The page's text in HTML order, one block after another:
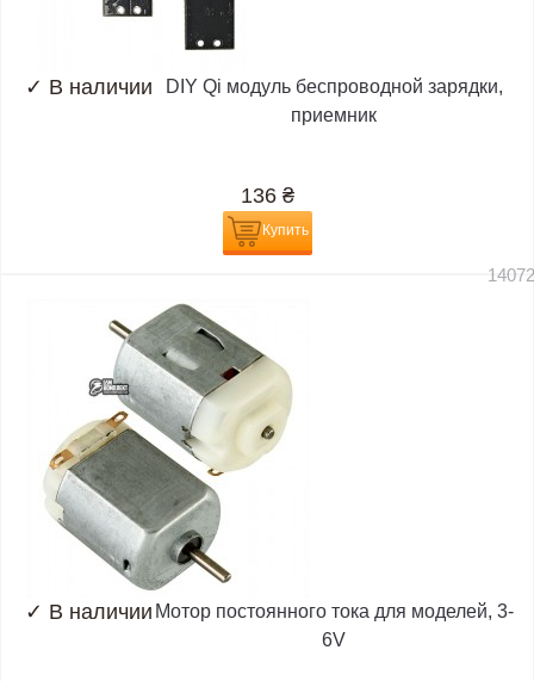
✓ В наличии
DIY Qi модуль беспроводной зарядки,
приемник
136 ₴
Купить
✓ В наличии Мотор постоянного тока для моделей, 3-
6V